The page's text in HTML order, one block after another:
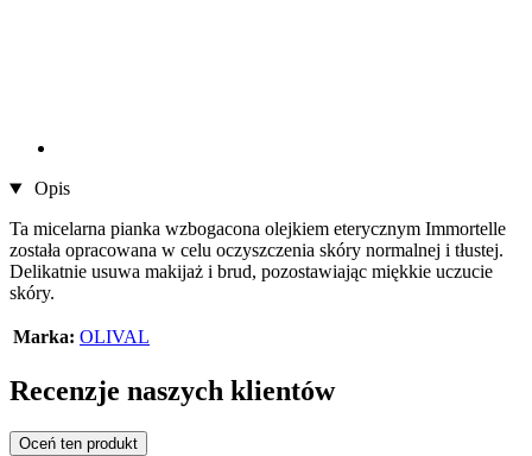
Opis
Ta micelarna pianka wzbogacona olejkiem eterycznym Immortelle
została opracowana w celu oczyszczenia skóry normalnej i tłustej.
Delikatnie usuwa makijaż i brud, pozostawiając miękkie uczucie
skóry.
Marka: OLIVAL
Recenzje naszych klientów
Oceń ten produkt